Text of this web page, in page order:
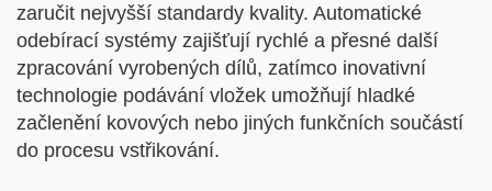
zaručit nejvyšší standardy kvality. Automatické
odebírací systémy zajišťují rychlé a přesné další
zpracování vyrobených dílů, zatímco inovativní
technologie podávání vložek umožňují hladké
začlenění kovových nebo jiných funkčních součástí
do procesu vstřikování.